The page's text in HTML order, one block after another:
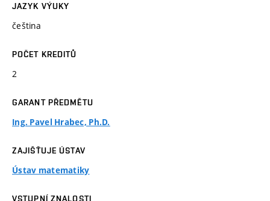
JAZYK VÝUKY
čeština
POČET KREDITŮ
2
GARANT PŘEDMĚTU
Ing. Pavel Hrabec, Ph.D.
ZAJIŠŤUJE ÚSTAV
Ústav matematiky
VSTUPNÍ ZNALOSTI